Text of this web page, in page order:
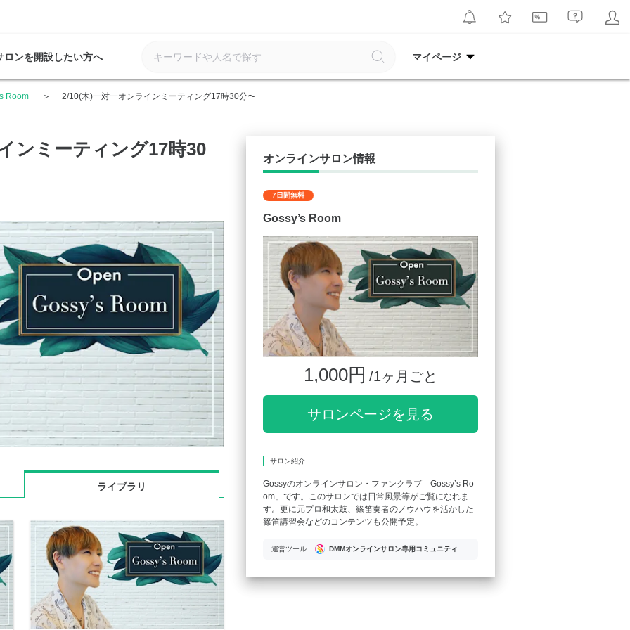
ロンを開設したい方へ マイページ
Room 2/10(木)一対一オンラインミーティング17時30分〜
ンミーティング17時30
ライブラリ
オンラインサロン情報
7日間無料
Gossy’s Room
1,000円 /1ヶ月ごと
サロンページを見る
サロン紹介
Gossyのオンラインサロン・ファンクラブ「Gossy’s Ro
om」です。このサロンでは日常風景等がご覧になれま
す。更に元プロ和太鼓、篠笛奏者のノウハウを活かした
篠笛講習会などのコンテンツも公開予定。
運営ツール DMMオンラインサロン専用コミュニティ